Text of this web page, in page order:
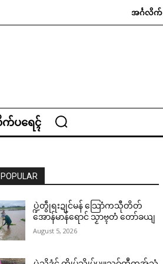
အၚ်္ဂလိက်
ပရေၚ်
ပ္ဍဲတွဵုရးဍုင်မန် သြောံကသီုတိတ်
အောန်မာန်ရောင် သၟာဗ္ၚတံ တော်ခယျ
August 5, 2026